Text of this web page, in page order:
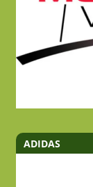
ADIDAS